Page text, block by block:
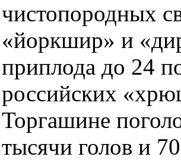
чистопородных
«йоркшир» и
приплода до 24
российских
Торгашине
тысячи голов и